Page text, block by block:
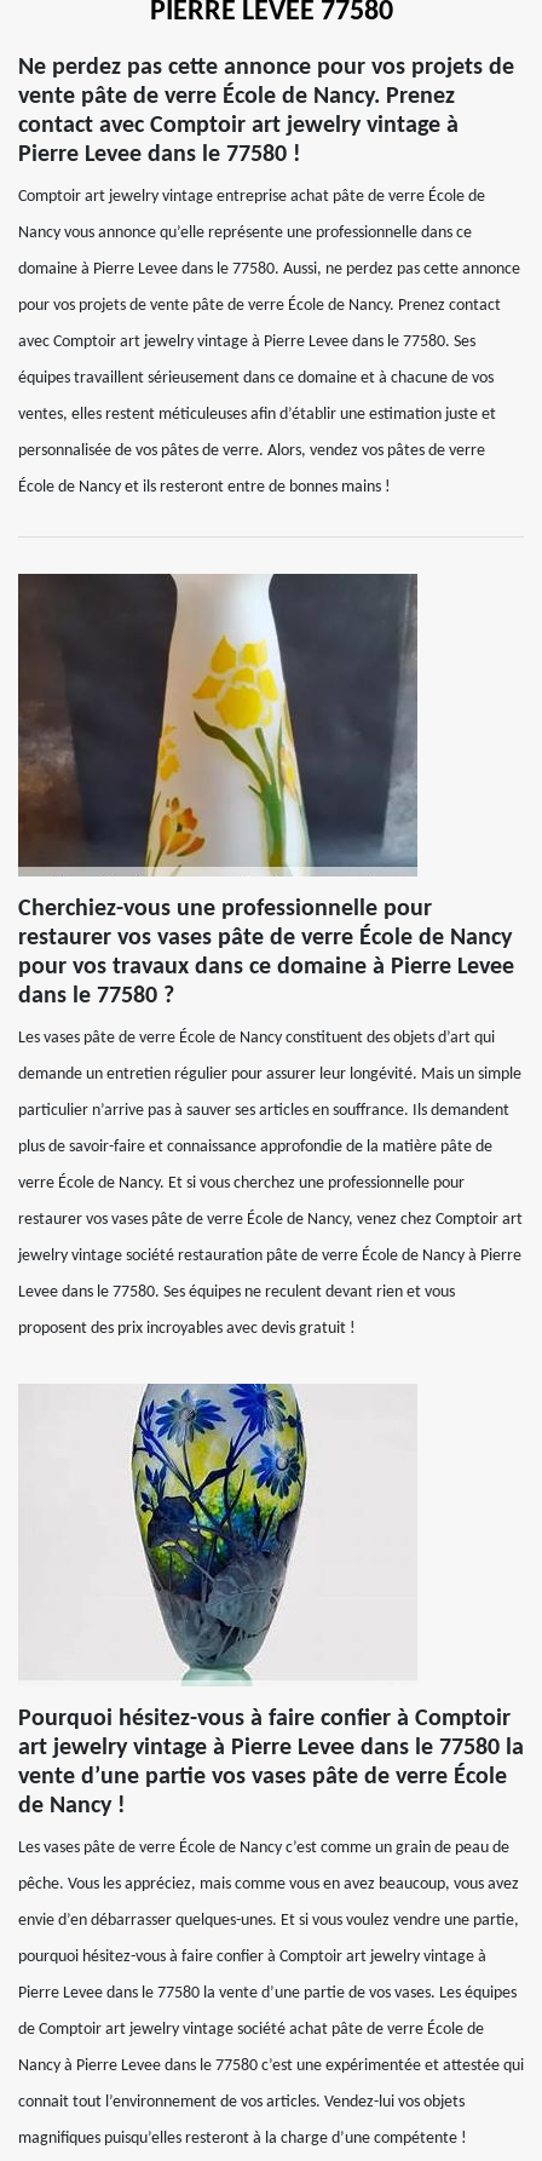
PIERRE LEVEE 77580
Ne perdez pas cette annonce pour vos projets de
vente pâte de verre École de Nancy. Prenez
contact avec Comptoir art jewelry vintage à
Pierre Levee dans le 77580 !
Comptoir art jewelry vintage entreprise achat pâte de verre École de
Nancy vous annonce qu’elle représente une professionnelle dans ce
domaine à Pierre Levee dans le 77580. Aussi, ne perdez pas cette annonce
pour vos projets de vente pâte de verre École de Nancy. Prenez contact
avec Comptoir art jewelry vintage à Pierre Levee dans le 77580. Ses
équipes travaillent sérieusement dans ce domaine et à chacune de vos
ventes, elles restent méticuleuses afin d’établir une estimation juste et
personnalisée de vos pâtes de verre. Alors, vendez vos pâtes de verre
École de Nancy et ils resteront entre de bonnes mains !
Cherchiez-vous une professionnelle pour
restaurer vos vases pâte de verre École de Nancy
pour vos travaux dans ce domaine à Pierre Levee
dans le 77580 ?
Les vases pâte de verre École de Nancy constituent des objets d’art qui
demande un entretien régulier pour assurer leur longévité. Mais un simple
particulier n’arrive pas à sauver ses articles en souffrance. Ils demandent
plus de savoir-faire et connaissance approfondie de la matière pâte de
verre École de Nancy. Et si vous cherchez une professionnelle pour
restaurer vos vases pâte de verre École de Nancy, venez chez Comptoir art
jewelry vintage société restauration pâte de verre École de Nancy à Pierre
Levee dans le 77580. Ses équipes ne reculent devant rien et vous
proposent des prix incroyables avec devis gratuit !
Pourquoi hésitez-vous à faire confier à Comptoir
art jewelry vintage à Pierre Levee dans le 77580 la
vente d’une partie vos vases pâte de verre École
de Nancy !
Les vases pâte de verre École de Nancy c’est comme un grain de peau de
pêche. Vous les appréciez, mais comme vous en avez beaucoup, vous avez
envie d’en débarrasser quelques-unes. Et si vous voulez vendre une partie,
pourquoi hésitez-vous à faire confier à Comptoir art jewelry vintage à
Pierre Levee dans le 77580 la vente d’une partie de vos vases. Les équipes
de Comptoir art jewelry vintage société achat pâte de verre École de
Nancy à Pierre Levee dans le 77580 c’est une expérimentée et attestée qui
connait tout l’environnement de vos articles. Vendez-lui vos objets
magnifiques puisqu’elles resteront à la charge d’une compétente !